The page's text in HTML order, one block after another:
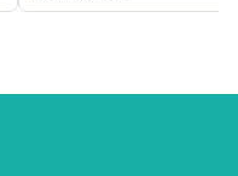
ประเทศไทย